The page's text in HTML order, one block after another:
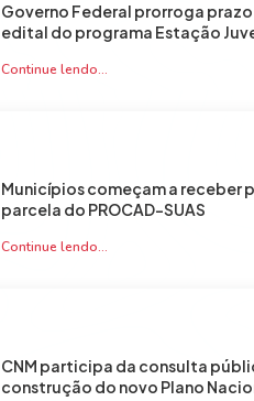
Governo Federal prorroga
edital do programa Estação
Continue lendo...
Municípios começam a receber
parcela do PROCAD-SUAS
Continue lendo...
CNM participa da consulta
construção do novo Plano